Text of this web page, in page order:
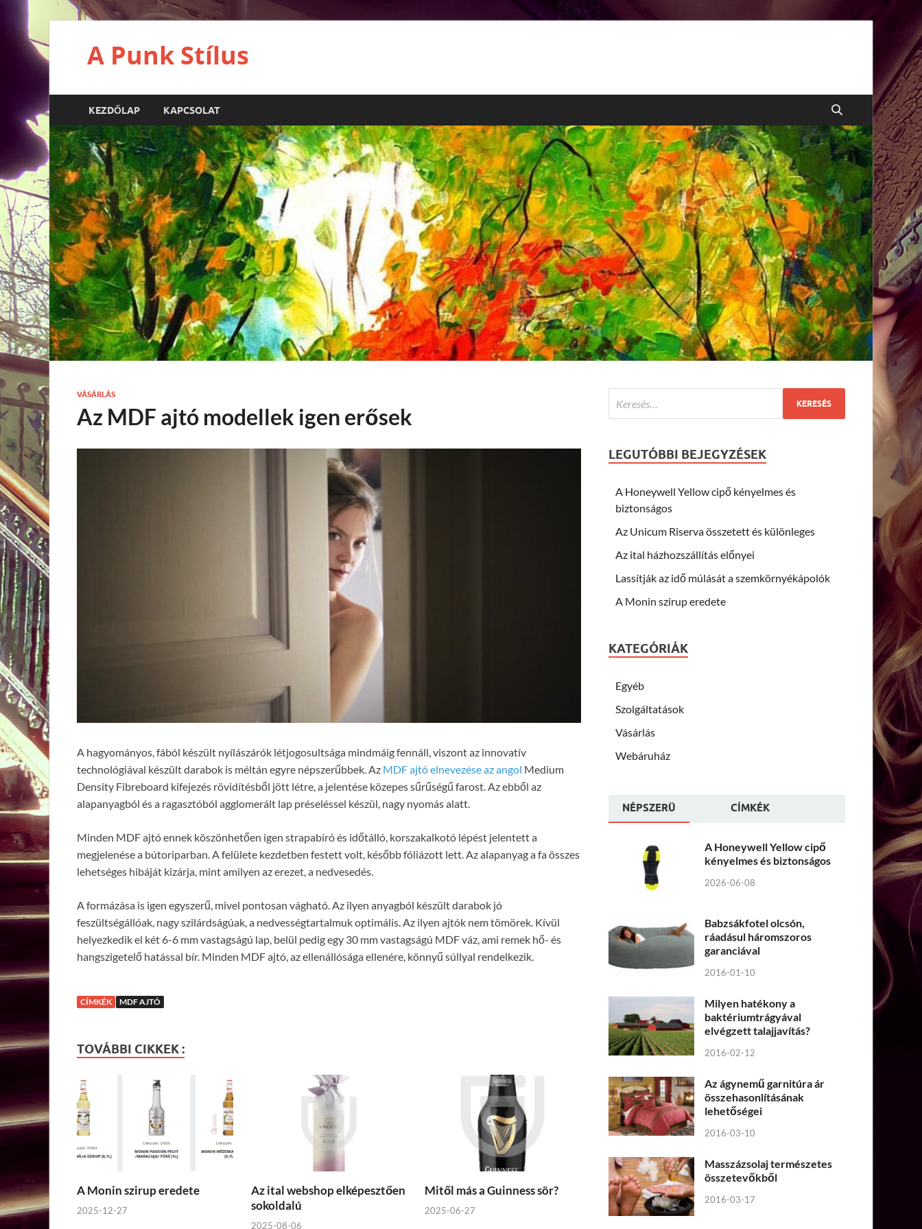
A Punk Stílus
KEZDŐLAP KAPCSOLAT
VÁSÁRLÁS
Az MDF ajtó modellek igen erősek
A hagyományos, fából készült nyílászárók létjogosultsága mindmáig fennáll, viszont az innovatív
technológiával készült darabok is méltán egyre népszerűbbek. Az MDF ajtó elnevezése az angol Medium
Density Fibreboard kifejezés rövidítésből jött létre, a jelentése közepes sűrűségű farost. Az ebből az
alapanyagból és a ragasztóból agglomerált lap préseléssel készül, nagy nyomás alatt.
Minden MDF ajtó ennek köszönhetően igen strapabíró és időtálló, korszakalkotó lépést jelentett a
megjelenése a bútoriparban. A felülete kezdetben festett volt, később fóliázott lett. Az alapanyag a fa összes
lehetséges hibáját kizárja, mint amilyen az erezet, a nedvesedés.
A formázása is igen egyszerű, mivel pontosan vágható. Az ilyen anyagból készült darabok jó
feszültségállóak, nagy szilárdságúak, a nedvességtartalmuk optimális. Az ilyen ajtók nem tömörek. Kívül
helyezkedik el két 6-6 mm vastagságú lap, belül pedig egy 30 mm vastagságú MDF váz, ami remek hő- és
hangszigetelő hatással bír. Minden MDF ajtó, az ellenállósága ellenére, könnyű súllyal rendelkezik.
CÍMKÉK MDF AJTÓ
TOVÁBBI CIKKEK :
A Monin szirup eredete
2025-12-27
Az ital webshop elképesztően
sokoldalú
2025-08-06
Mitől más a Guinness sör?
2025-06-27
LEGUTÓBBI BEJEGYZÉSEK
A Honeywell Yellow cipő kényelmes és
biztonságos
Az Unicum Riserva összetett és különleges
Az ital házhozszállítás előnyei
Lassítják az idő múlását a szemkörnyékápolók
A Monin szirup eredete
KATEGÓRIÁK
Egyéb
Szolgáltatások
Vásárlás
Webáruház
NÉPSZERÜ CÍMKÉK
A Honeywell Yellow cipő
kényelmes és biztonságos
2026-06-08
Babzsákfotel olcsón,
ráadásul háromszoros
garanciával
2016-01-10
Milyen hatékony a
baktériumtrágyával
elvégzett talajjavítás?
2016-02-12
Az ágynemű garnitúra ár
összehasonlításának
lehetőségei
2016-03-10
Masszázsolaj természetes
összetevőkből
2016-03-17